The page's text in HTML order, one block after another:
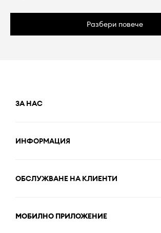
Разбери повече
ЗА НАС
ИНФОРМАЦИЯ
ОБСЛУЖВАНЕ НА КЛИЕНТИ
МОБИЛНО ПРИЛОЖЕНИЕ